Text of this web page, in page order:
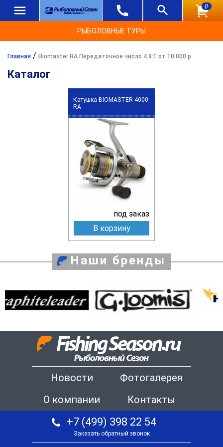
0
РЫБОЛОВНЫЕ ТУРЫ
Главная / Biomaster RA Передаточное число 4.8:1 от 10 000 р.
Каталог
Катушка BIOMASTER 4000
RA
под заказ
В корзину
Наши бренды
Новости
Фотогалерея
О компании
Контакты
+7 (499) 398 22 54
Заказать обратный звонок